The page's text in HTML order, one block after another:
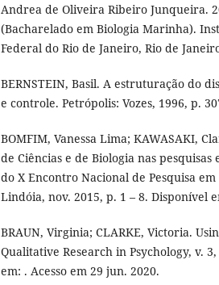
Andrea de Oliveira Ribeiro Junqueira.
(Bacharelado em Biologia Marinha).
Federal do Rio de Janeiro, Rio de
BERNSTEIN, Basil. A estruturação do
e controle. Petrópolis: Vozes, 1996, p.
BOMFIM, Vanessa Lima; KAWASAKI,
de Ciências e de Biologia nas
do X Encontro Nacional de Pesquisa
Lindóia, nov. 2015, p. 1 – 8. Disponível
BRAUN, Virginia; CLARKE, Victoria.
Qualitative Research in Psychology, v.
em: . Acesso em 29 jun. 2020.